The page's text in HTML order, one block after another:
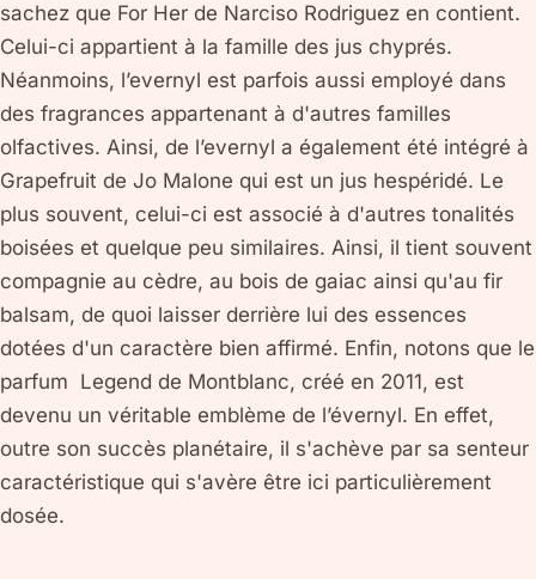
sachez que For Her de Narciso Rodriguez en contient.
Celui-ci appartient à la famille des jus chyprés.
Néanmoins, l’evernyl est parfois aussi employé dans
des fragrances appartenant à d'autres familles
olfactives. Ainsi, de l’evernyl a également été intégré à
Grapefruit de Jo Malone qui est un jus hespéridé. Le
plus souvent, celui-ci est associé à d'autres tonalités
boisées et quelque peu similaires. Ainsi, il tient souvent
compagnie au cèdre, au bois de gaiac ainsi qu'au fir
balsam, de quoi laisser derrière lui des essences
dotées d'un caractère bien affirmé. Enfin, notons que le
parfum Legend de Montblanc, créé en 2011, est
devenu un véritable emblème de l’évernyl. En effet,
outre son succès planétaire, il s'achève par sa senteur
caractéristique qui s'avère être ici particulièrement
dosée.